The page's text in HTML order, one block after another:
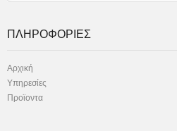
ΠΛΗΡΟΦΟΡΙΕΣ
Αρχική
Υπηρεσίες
Προϊοντα